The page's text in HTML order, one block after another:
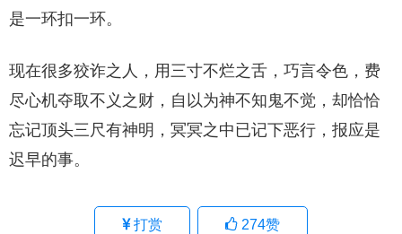
是一环扣一环。
现在很多狡诈之人，用三寸不烂之舌，巧言令色，费
尽心机夺取不义之财，自以为神不知鬼不觉，却恰恰
忘记顶头三尺有神明，冥冥之中已记下恶行，报应是
迟早的事。
打赏 274赞